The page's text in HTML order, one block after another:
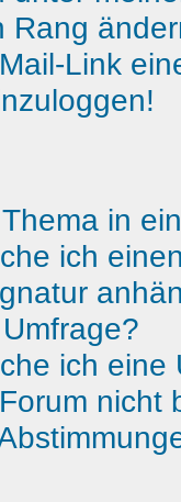
Rang
Link
in
ich
ich eine
nicht